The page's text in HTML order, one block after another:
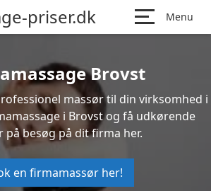
priser.dk Menu
Brovst
massør til din virksomhed i
i Brovst og få udkørende
på besøg på dit firma her.
en firmamassør her!